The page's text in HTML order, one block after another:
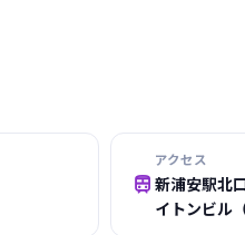

アクセス
新浦安駅北
イトンビル